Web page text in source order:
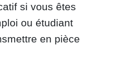
si vous êtes
ou étudiant
en pièce